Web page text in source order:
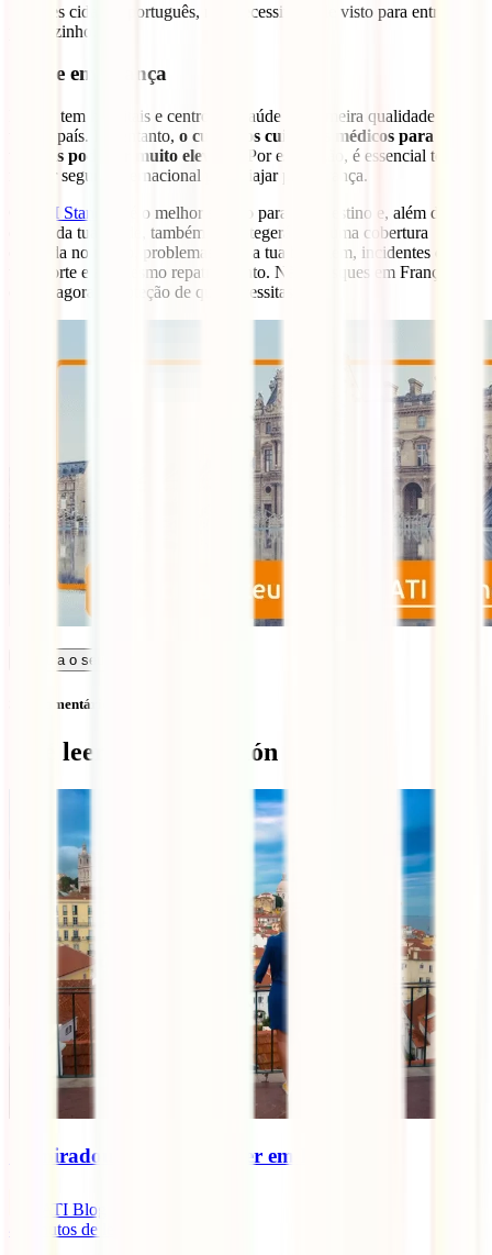
Se fores cidadão português, não necessitarás de visto para entrar no
país vizinho.
Saúde em França
França tem hospitais e centros de saúde de primeira qualidade em
todo o país. No entanto, o custo dos cuidados médicos para os
turistas pode ser muito elevado
. Por esta razão, é essencial teres o
melhor seguro internacional para viajar para França.
IATI Standard
é o melhor seguro para este destino e, além de
cuidar da tua saúde, também te protegerá com uma cobertura
centrada no roubo, problemas com a tua bagagem, incidentes de
transporte e até mesmo repatriamento. Não arrisques em França e
obtém agora a proteção de que necessitas:
Calcula o seu seguro
Sem comentários
Qué leer a continuación
10 miradouros a não perder em Lisboa
IATI Blog
minutos de leitura